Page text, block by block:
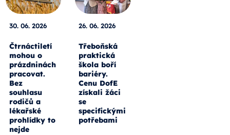
30. 06. 2026
Čtrnáctiletí
mohou o
prázdninách
pracovat.
Bez
souhlasu
rodičů a
lékařské
prohlídky to
nejde
26. 06. 2026
Třeboňská
praktická
škola boří
bariéry.
Cenu DofE
získali žáci
se
specifickými
potřebami